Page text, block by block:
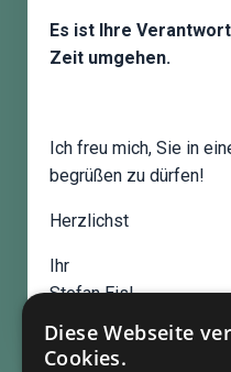
Es ist Ihre
Zeit umgehen.
Ich freu mich, Sie in
begrüßen zu dürfen!
Herzlichst
Ihr
Stefan Eisl
Diese Webseite
Cookies.